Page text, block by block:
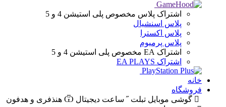
اشتراک پلاس مخصوص پلی استیشن 4 و 5
پلاس اسنشیال
پلاس اکسترا
پلاس پرمیوم
اشتراک EA
مخصوص پلی استیشن 4 و 5
اشتراک EA PLAYS
خانه
فروشگاه
گوشی موبایل تبلت ساعت دیجیتال
هنذفری و هدفون